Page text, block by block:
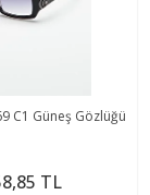
C1 Güneş Gözlüğü
TL